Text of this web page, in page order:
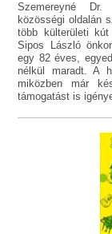
Szemereyné Dr.
közösségi oldalán
több külterületi
Sipos László
egy 82 éves,
nélkül maradt. A
miközben már
támogatást is